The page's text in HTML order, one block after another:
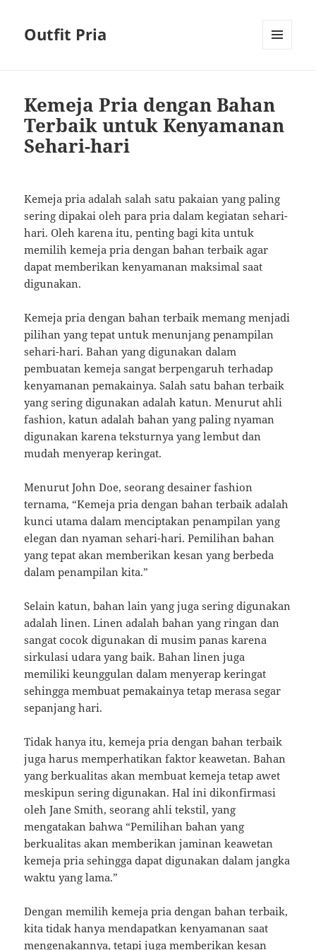
Outfit Pria
Kemeja Pria dengan Bahan
Terbaik untuk Kenyamanan
Sehari-hari
Kemeja pria adalah salah satu pakaian yang paling
sering dipakai oleh para pria dalam kegiatan sehari-
hari. Oleh karena itu, penting bagi kita untuk
memilih kemeja pria dengan bahan terbaik agar
dapat memberikan kenyamanan maksimal saat
digunakan.
Kemeja pria dengan bahan terbaik memang menjadi
pilihan yang tepat untuk menunjang penampilan
sehari-hari. Bahan yang digunakan dalam
pembuatan kemeja sangat berpengaruh terhadap
kenyamanan pemakainya. Salah satu bahan terbaik
yang sering digunakan adalah katun. Menurut ahli
fashion, katun adalah bahan yang paling nyaman
digunakan karena teksturnya yang lembut dan
mudah menyerap keringat.
Menurut John Doe, seorang desainer fashion
ternama, “Kemeja pria dengan bahan terbaik adalah
kunci utama dalam menciptakan penampilan yang
elegan dan nyaman sehari-hari. Pemilihan bahan
yang tepat akan memberikan kesan yang berbeda
dalam penampilan kita.”
Selain katun, bahan lain yang juga sering digunakan
adalah linen. Linen adalah bahan yang ringan dan
sangat cocok digunakan di musim panas karena
sirkulasi udara yang baik. Bahan linen juga
memiliki keunggulan dalam menyerap keringat
sehingga membuat pemakainya tetap merasa segar
sepanjang hari.
Tidak hanya itu, kemeja pria dengan bahan terbaik
juga harus memperhatikan faktor keawetan. Bahan
yang berkualitas akan membuat kemeja tetap awet
meskipun sering digunakan. Hal ini dikonfirmasi
oleh Jane Smith, seorang ahli tekstil, yang
mengatakan bahwa “Pemilihan bahan yang
berkualitas akan memberikan jaminan keawetan
kemeja pria sehingga dapat digunakan dalam jangka
waktu yang lama.”
Dengan memilih kemeja pria dengan bahan terbaik,
kita tidak hanya mendapatkan kenyamanan saat
mengenakannya, tetapi juga memberikan kesan